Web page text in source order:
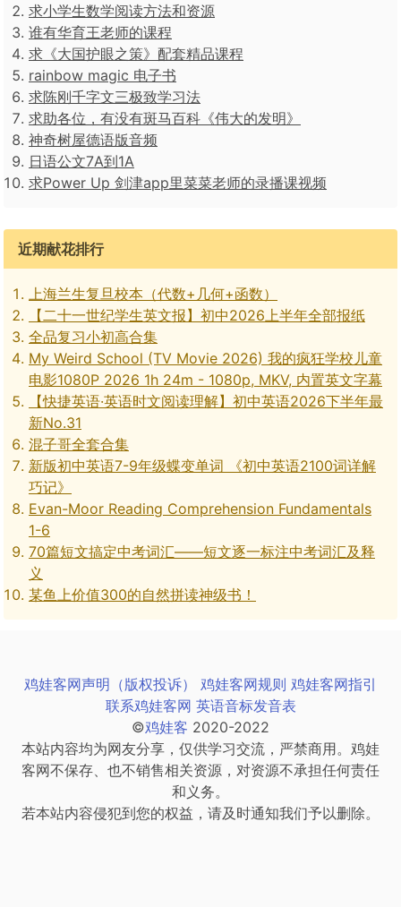
求小学生数学阅读方法和资源
谁有华育王老师的课程
求《大国护眼之策》配套精品课程
rainbow magic 电子书
求陈刚千字文三极致学习法
求助各位，有没有斑马百科《伟大的发明》
神奇树屋德语版音频
日语公文7A到1A
求Power Up 剑津app里菜菜老师的录播课视频
近期献花排行
上海兰生复旦校本（代数+几何+函数）
【二十一世纪学生英文报】初中2026上半年全部报纸
全品复习小初高合集
My Weird School (TV Movie 2026) 我的疯狂学校儿童
电影1080P 2026 1h 24m - 1080p, MKV, 内置英文字幕
【快捷英语·英语时文阅读理解】初中英语2026下半年最
新No.31
混子哥全套合集
新版初中英语7-9年级蝶变单词 《初中英语2100词详解
巧记》
Evan-Moor Reading Comprehension Fundamentals
1-6
70篇短文搞定中考词汇——短文逐一标注中考词汇及释
义
某鱼上价值300的自然拼读神级书！
鸡娃客网声明（版权投诉） 鸡娃客网规则 鸡娃客网指引
联系鸡娃客网 英语音标发音表
©鸡娃客 2020-2022
本站内容均为网友分享，仅供学习交流，严禁商用。鸡娃
客网不保存、也不销售相关资源，对资源不承担任何责任
和义务。
若本站内容侵犯到您的权益，请及时通知我们予以删除。